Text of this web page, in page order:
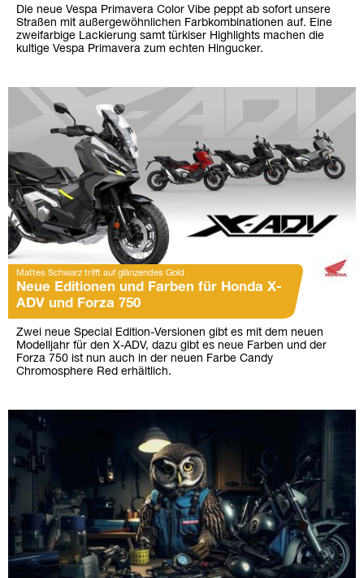
Die neue Vespa Primavera Color Vibe peppt ab sofort unsere
Straßen mit außergewöhnlichen Farbkombinationen auf. Eine
zweifarbige Lackierung samt türkiser Highlights machen die
kultige Vespa Primavera zum echten Hingucker.
Mattes Schwarz trifft auf glänzendes Gold
Neue Editionen und Farben für Honda X-
ADV und Forza 750
Zwei neue Special Edition-Versionen gibt es mit dem neuen
Modelljahr für den X-ADV, dazu gibt es neue Farben und der
Forza 750 ist nun auch in der neuen Farbe Candy
Chromosphere Red erhältlich.